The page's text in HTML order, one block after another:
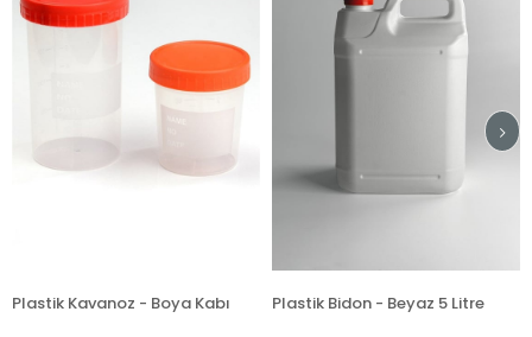
Kavanoz - Boya Kabı Plastik Bidon - Beyaz 5 Litre